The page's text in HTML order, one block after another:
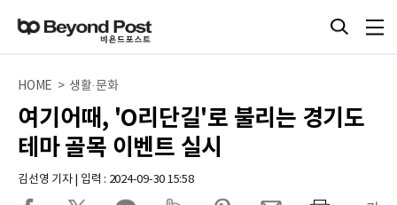
HOME > 생활·문화
여기어때, 'O리단길'로 불리는 경기도
테마 골목 이벤트 실시
김선영 기자 | 입력 : 2024-09-30 15:58